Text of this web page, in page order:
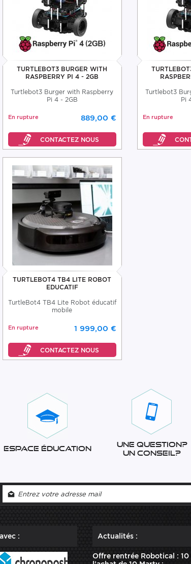
TURTLEBOT3 BURGER WITH
RASPBERRY PI 4 - 2GB
Turtlebot3 Burger with Raspberry
Pi 4 - 2GB
889,00 €
En rupture
Turtlebot3
Pi
En rupture
TURTLEBOT4 TB4 LITE ROBOT
EDUCATIF
TurtleBot4 TB4 Lite Robot éducatif
mobile
1 999,00 €
En rupture
Espace éducation
Une question?
Un conseil?
: Actualités :
Offre rentrée Robotical :